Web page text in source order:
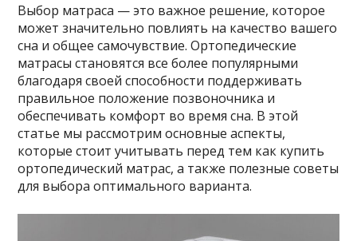
Выбор матраса — это важное решение, которое
может значительно повлиять на качество вашего
сна и общее самочувствие. Ортопедические
матрасы становятся все более популярными
благодаря своей способности поддерживать
правильное положение позвоночника и
обеспечивать комфорт во время сна. В этой
статье мы рассмотрим основные аспекты,
которые стоит учитывать перед тем как купить
ортопедический матрас, а также полезные советы
для выбора оптимального варианта.